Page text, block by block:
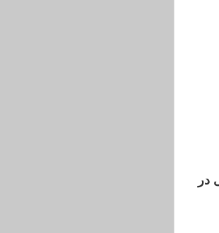
در